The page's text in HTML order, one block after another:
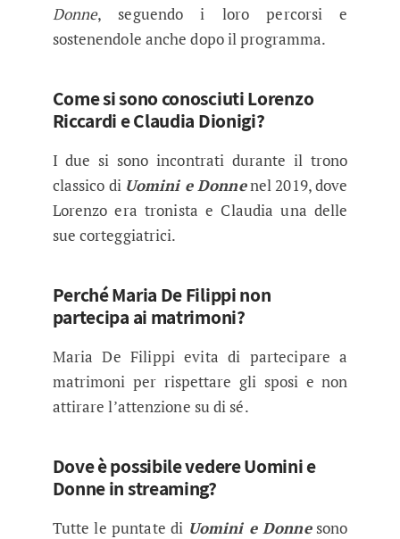
Donne, seguendo i loro percorsi e
sostenendole anche dopo il programma.
Come si sono conosciuti Lorenzo
Riccardi e Claudia Dionigi?
I due si sono incontrati durante il trono
classico di Uomini e Donnenel 2019, dove
Lorenzo era tronista e Claudia una delle
sue corteggiatrici.
Perché Maria De Filippi non
partecipa ai matrimoni?
Maria De Filippi evita di partecipare a
matrimoni per rispettare gli sposi e non
attirare l’attenzione su di sé.
Dove è possibile vedere Uomini e
Donne in streaming?
Tutte le puntate di Uomini e Donnesono